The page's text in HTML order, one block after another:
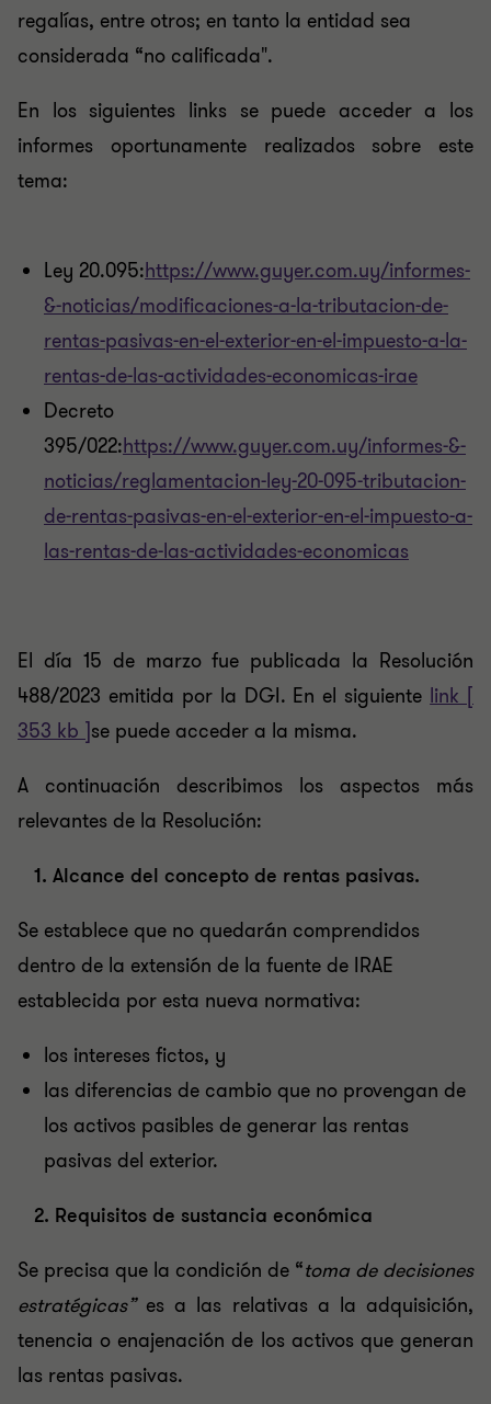
regalías, entre otros; en tanto la entidad sea
considerada “no calificada".
En los siguientes links se puede acceder a los
informes oportunamente realizados sobre este
tema:
Ley 20.095:https://www.guyer.com.uy/informes-
&-noticias/modificaciones-a-la-tributacion-de-
rentas-pasivas-en-el-exterior-en-el-impuesto-a-la-
rentas-de-las-actividades-economicas-irae
Decreto
395/022:https://www.guyer.com.uy/informes-&-
noticias/reglamentacion-ley-20-095-tributacion-
de-rentas-pasivas-en-el-exterior-en-el-impuesto-a-
las-rentas-de-las-actividades-economicas
El día 15 de marzo fue publicada la Resolución
488/2023 emitida por la DGI. En el siguiente link [
353 kb ]se puede acceder a la misma.
A continuación describimos los aspectos más
relevantes de la Resolución:
1. Alcance del concepto de rentas pasivas.
Se establece que no quedarán comprendidos
dentro de la extensión de la fuente de IRAE
establecida por esta nueva normativa:
los intereses fictos, y
las diferencias de cambio que no provengan de
los activos pasibles de generar las rentas
pasivas del exterior.
2. Requisitos de sustancia económica
Se precisa que la condición de “toma de decisiones
estratégicas” es a las relativas a la adquisición,
tenencia o enajenación de los activos que generan
las rentas pasivas.